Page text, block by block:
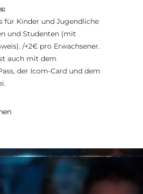
für Kinder und Jugendliche
und Studenten (mit
/+2€ pro Erwachsener.
auch mit dem
der Icom-Card und dem